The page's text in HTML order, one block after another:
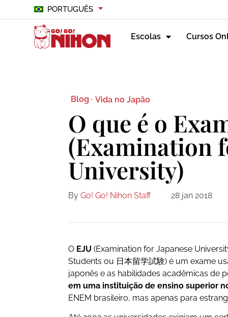
PORTUGUÊS
Escolas Cursos
Blog · Vida no Japão
O que é o
(Examination
University)
By Go! Go! Nihon Staff 28 jan 2018
O EJU (Examination for Japanese
Students ou 日本留学試験) é um exame
japonês e as habilidades acadêmicas de
em uma instituição de ensino superior
ENEM brasileiro, mas apenas para